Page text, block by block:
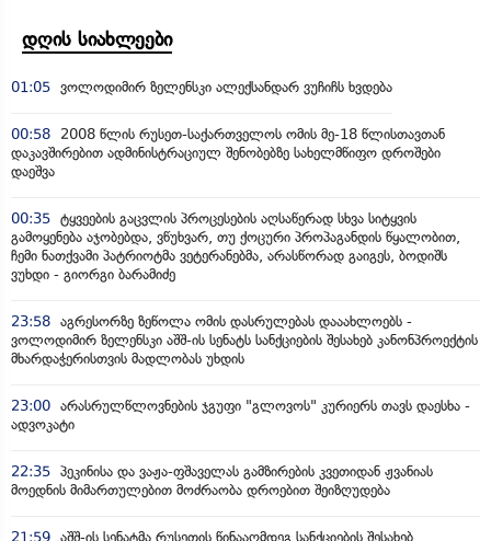
დღის სიახლეები
01:05 ვოლოდიმირ ზელენსკი ალექსანდარ ვუჩიჩს ხვდება
00:58
2008 წლის რუსეთ-საქართველოს ომის მე-18 წლისთავთან
დაკავშირებით ადმინისტრაციულ შენობებზე სახელმწიფო დროშები
დაეშვა
00:35 ტყვეების გაცვლის პროცესების აღსაწერად სხვა სიტყვის
გამოყენება აჯობებდა, ვწუხვარ, თუ ქოცური პროპაგანდის წყალობით,
ჩემი ნათქვამი პატრიოტმა ვეტერანებმა, არასწორად გაიგეს, ბოდიშს
ვუხდი - გიორგი ბარამიძე
23:58 აგრესორზე ზეწოლა ომის დასრულებას დააახლოებს -
ვოლოდიმირ ზელენსკი აშშ-ის სენატს სანქციების შესახებ კანონპროექტის
მხარდაჭერისთვის მადლობას უხდის
23:00 არასრულწლოვნების ჯგუფი "გლოვოს" კურიერს თავს დაესხა -
ადვოკატი
22:35 პეკინისა და ვაჟა-ფშაველას გამზირების კვეთიდან ჟვანიას
მოედნის მიმართულებით მოძრაობა დროებით შეიზღუდება
21:59 აშშ-ის სენატმა რუსეთის წინააღმდეგ სანქციების შესახებ